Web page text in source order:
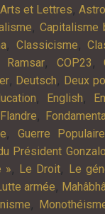
Arts et Lettres,
, Capitalisme
, Classicisme,
Ramsar, COP23 ,
, Deutsch, Deux
, English,
Flandre,
, Guerre Populaire
Président Gonzalo
», Le Droit, Le
armée,
,